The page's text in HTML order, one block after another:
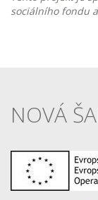
sociálního fondu
NOVÁ